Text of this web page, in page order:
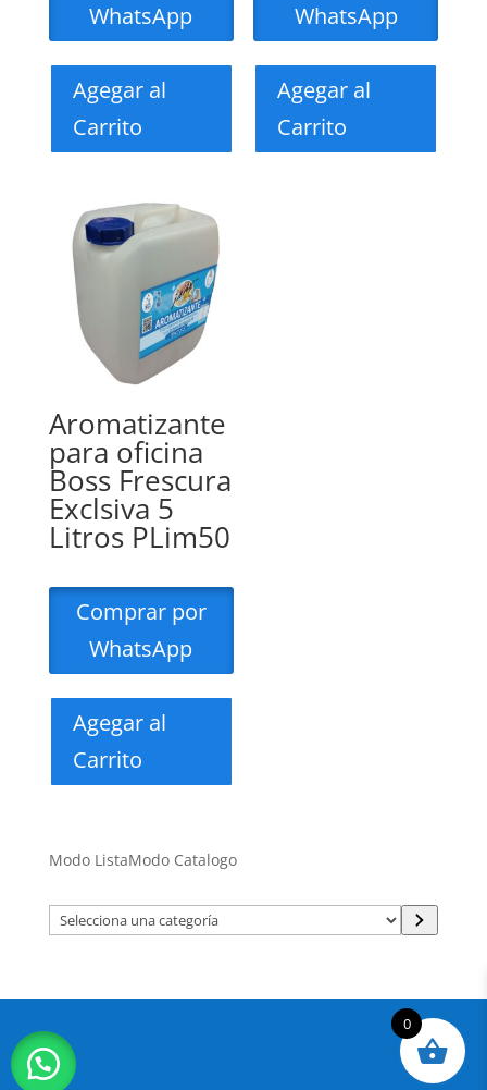
WhatsApp
Agegar al
Carrito
WhatsApp
Agegar al
Carrito
Aromatizante
para oficina
Boss Frescura
Exclsiva 5
Litros PLim50
Comprar por
WhatsApp
Agegar al
Carrito
Modo ListaModo Catalogo
Selecciona
una
0